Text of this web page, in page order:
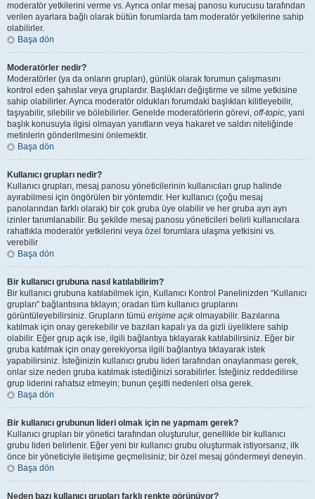
moderatör yetkilerini verme vs. Ayrıca onlar mesaj panosu kurucusu tarafından
verilen ayarlara bağlı olarak bütün forumlarda tam moderatör yetkilerine sahip
olabilirler.
Başa dön
Moderatörler nedir?
Moderatörler (ya da onların grupları), günlük olarak forumun çalışmasını
kontrol eden şahıslar veya gruplardır. Başlıkları değiştirme ve silme yetkisine
sahip olabilirler. Ayrıca moderatör oldukları forumdaki başlıkları kilitleyebilir,
taşıyabilir, silebilir ve bölebilirler. Genelde moderatörlerin görevi, off-topic, yani
başlık konusuyla ilgisi olmayan yanıtların veya hakaret ve saldırı niteliğinde
metinlerin gönderilmesini önlemektir.
Başa dön
Kullanıcı grupları nedir?
Kullanıcı grupları, mesaj panosu yöneticilerinin kullanıcıları grup halinde
ayırabilmesi için öngörülen bir yöntemdir. Her kullanıcı (çoğu mesaj
panolarından farklı olarak) bir çok gruba üye olabilir ve her gruba ayrı ayrı
izinler tanımlanabilir. Bu şekilde mesaj panosu yöneticileri belirli kullanıcılara
rahatlıkla moderatör yetkilerini veya özel forumlara ulaşma yetkisini vs.
verebilir
Başa dön
Bir kullanıcı grubuna nasıl katılabilirim?
Bir kullanıcı grubuna katılabilmek için, Kullanıcı Kontrol Panelinizden “Kullanıcı
grupları” bağlantısına tıklayın; oradan tüm kullanıcı gruplarını
görüntüleyebilirsiniz. Grupların tümü erişime açıkolmayabilir. Bazılarına
katılmak için onay gerekebilir ve bazıları kapalı ya da gizli üyeliklere sahip
olabilir. Eğer grup açık ise, ilgili bağlantıya tıklayarak katılabilirsiniz. Eğer bir
gruba katılmak için onay gerekiyorsa ilgili bağlantıya tıklayarak istek
yapabilirsiniz. İsteğinizin kullanıcı grubu lideri tarafından onaylanması gerek,
onlar size neden gruba katılmak istediğinizi sorabilirler. İsteğiniz reddedilirse
grup liderini rahatsız etmeyin; bunun çeşitli nedenleri olsa gerek.
Başa dön
Bir kullanıcı grubunun lideri olmak için ne yapmam gerek?
Kullanıcı grupları bir yönetici tarafından oluşturulur, genellikle bir kullanıcı
grubu lideri belirlenir. Eğer yeni bir kullanıcı grubu oluşturmak istiyorsanız, ilk
önce bir yöneticiyle iletişime geçmelisiniz; bir özel mesaj göndermeyi deneyin.
Başa dön
Neden bazı kullanıcı grupları farklı renkte görünüyor?